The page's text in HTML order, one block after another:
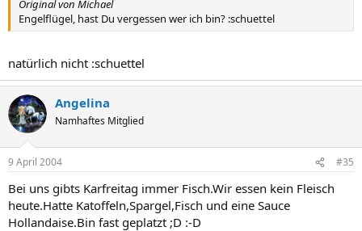
Original von Michael
Engelflügel, hast Du vergessen wer ich bin? :schuettel
natürlich nicht :schuettel
Angelina
Namhaftes Mitglied
9 April 2004 #35
Bei uns gibts Karfreitag immer Fisch.Wir essen kein Fleisch
heute.Hatte Katoffeln,Spargel,Fisch und eine Sauce
Hollandaise.Bin fast geplatzt ;D :-D